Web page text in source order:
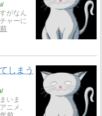
がなん
ャーに
しまう
いま
ニメ、